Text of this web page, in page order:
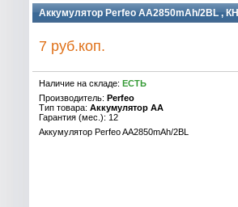
Аккумулятор Perfeo AA2850mAh/2BL ,
7 руб.коп.
Наличие на складе: ЕСТЬ
Производитель: Perfeo
Тип товара: Аккумулятор AA
Гарантия (мес.): 12
Аккумулятор Perfeo AA2850mAh/2BL